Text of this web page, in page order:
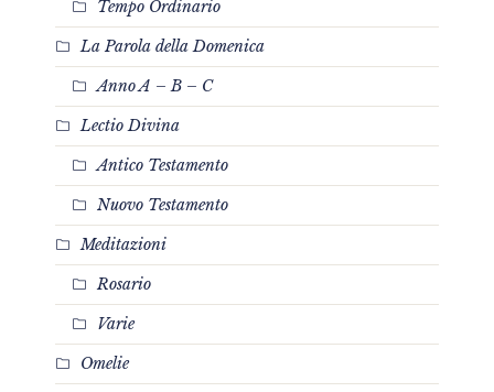
Tempo Ordinario
La Parola della Domenica
Anno A – B – C
Lectio Divina
Antico Testamento
Nuovo Testamento
Meditazioni
Rosario
Varie
Omelie